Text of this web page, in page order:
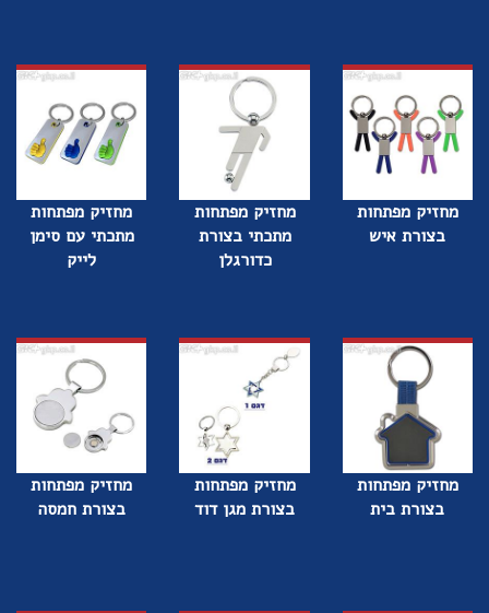
מחזיק מפתחות
בצורת איש
מחזיק מפתחות
מתכתי בצורת
כדורגלן
מחזיק מפתחות
מתכתי עם סימן
לייק
מחזיק מפתחות
בצורת בית
מחזיק מפתחות
בצורת מגן דוד
מחזיק מפתחות
בצורת חמסה